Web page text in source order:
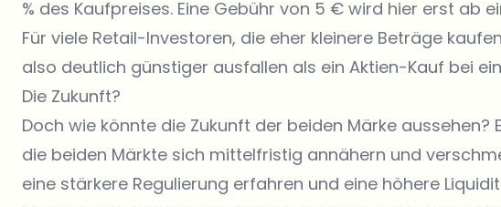
% des Kaufpreises. Eine Gebühr von 5 € wird hier erst ab
Für viele Retail-Investoren, die eher kleinere Beträge
also deutlich günstiger ausfallen als ein Aktien-Kauf bei
Die Zukunft?
Doch wie könnte die Zukunft der beiden Märke aussehen?
die beiden Märkte sich mittelfristig annähern und
eine stärkere Regulierung erfahren und eine höhere